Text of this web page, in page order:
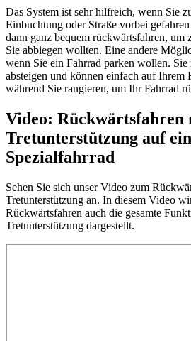
Das System ist sehr hilfreich, wenn Sie
Einbuchtung oder Straße vorbei
dann ganz bequem rückwärtsfahren, um
Sie abbiegen wollten. Eine andere
wenn Sie ein Fahrrad parken wollen. Sie
absteigen und können einfach auf Ihrem
während Sie rangieren, um Ihr Fahrrad
Video: Rückwärtsfahren
Tretunterstützung auf
Spezialfahrrad
Sehen Sie sich unser Video zum
Tretunterstützung an. In diesem Video
Rückwärtsfahren auch die gesamte
Tretunterstützung dargestellt.